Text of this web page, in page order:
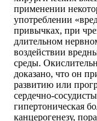
применении
употреблении
привычках, при
длительном
воздействии
среды.
доказано, что он
развитию или
сердечно-
гипертоническая
канцерогенезу,